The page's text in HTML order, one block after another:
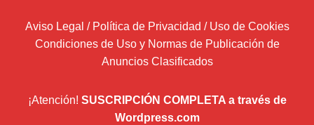
Aviso Legal / Política de Privacidad / Uso de Cookies
Condiciones de Uso y Normas de Publicación de
Anuncios Clasificados
¡Atención! SUSCRIPCIÓN COMPLETA a través de
Wordpress.com